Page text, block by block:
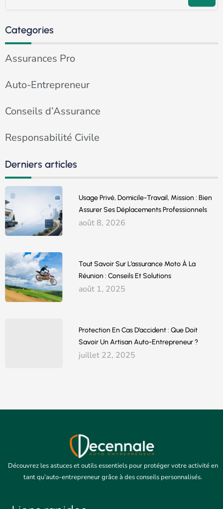
Categories
Assurances Pro
Auto-Entrepreneur
Conseils d’Assurance
Responsabilité Civile
Derniers articles
Usage Privé, Domicile-Travail, Mission : Bien
Assurer Ses Déplacements Professionnels
août 8, 2026
Tout Savoir Sur L’assurance Moto À La
Réunion : Conseils Et Solutions
août 1, 2025
Protection En Cas D’accident : Que Doit
Savoir Un Artisan Auto-Entrepreneur ?
juillet 22, 2025
Découvrez les astuces et outils essentiels pour protéger votre activité en
tant qu’auto-entrepreneur grâce à des conseils personnalisés.